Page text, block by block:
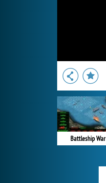
Battleship War